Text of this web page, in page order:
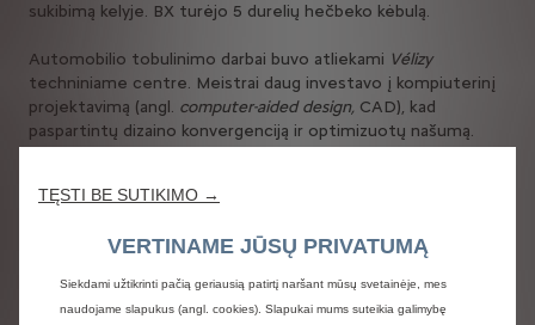
sukibimą kelyje. BX turėjo 5 durelių hečbeko kėbulą.
Automobilio tobulinimo darbai buvo atliekami Vélizy
techniniame centre. Meistrai daug investavo į kompiuterinį
projektavimą (angl. computer-aided design, CAD), kad
paspartintų dizaino konvergenciją ir optimizuotų našumą.
Jos buvo panaudotos buferiui, bagažinės ir variklio
dangčiams, durelių plokštėms ir kitoms dalims kurti, tad
TĘSTI BE SUTIKIMO →
VERTINAME JŪSŲ PRIVATUMĄ
Siekdami užtikrinti pačią geriausią patirtį naršant mūsų svetainėje, mes
naudojame slapukus (angl. cookies). Slapukai mums suteikia galimybę